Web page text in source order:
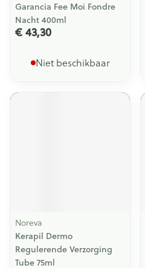
Garancia Fee Moi Fondre
Nacht 400ml
€ 43,30
Niet beschikbaar
Noreva
Kerapil Dermo
Regulerende Verzorging
Tube 75ml